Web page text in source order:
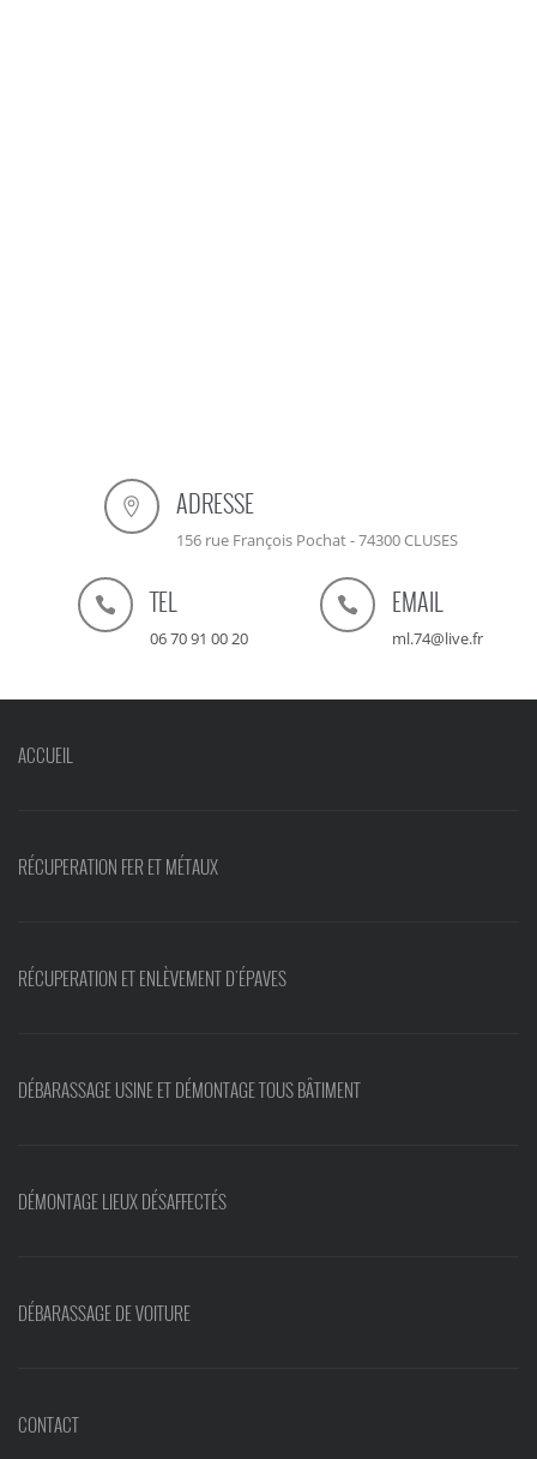
ADRESSE
156 rue François Pochat - 74300 CLUSES
TEL
06 70 91 00 20
EMAIL
ml.74@live.fr
ACCUEIL
RÉCUPERATION FER ET MÉTAUX
RÉCUPERATION ET ENLÈVEMENT D'ÉPAVES
DÉBARASSAGE USINE ET DÉMONTAGE TOUS BÂTIMENT
DÉMONTAGE LIEUX DÉSAFFECTÉS
DÉBARASSAGE DE VOITURE
CONTACT